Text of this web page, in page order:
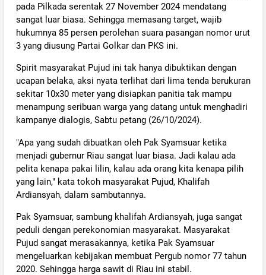
pada Pilkada serentak 27 November 2024 mendatang
sangat luar biasa. Sehingga memasang target, wajib
hukumnya 85 persen perolehan suara pasangan nomor urut
3 yang diusung Partai Golkar dan PKS ini.
Spirit masyarakat Pujud ini tak hanya dibuktikan dengan
ucapan belaka, aksi nyata terlihat dari lima tenda berukuran
sekitar 10x30 meter yang disiapkan panitia tak mampu
menampung seribuan warga yang datang untuk menghadiri
kampanye dialogis, Sabtu petang (26/10/2024).
"Apa yang sudah dibuatkan oleh Pak Syamsuar ketika
menjadi gubernur Riau sangat luar biasa. Jadi kalau ada
pelita kenapa pakai lilin, kalau ada orang kita kenapa pilih
yang lain," kata tokoh masyarakat Pujud, Khalifah
Ardiansyah, dalam sambutannya.
Pak Syamsuar, sambung khalifah Ardiansyah, juga sangat
peduli dengan perekonomian masyarakat. Masyarakat
Pujud sangat merasakannya, ketika Pak Syamsuar
mengeluarkan kebijakan membuat Pergub nomor 77 tahun
2020. Sehingga harga sawit di Riau ini stabil.